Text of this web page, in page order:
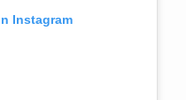
Instagram